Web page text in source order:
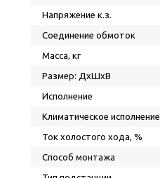
Напряжение к.з.
Соединение обмоток
Масса, кг
Размер: ДхШхВ
Исполнение
Климатическое исполнение
Ток холостого хода, %
Способ монтажа